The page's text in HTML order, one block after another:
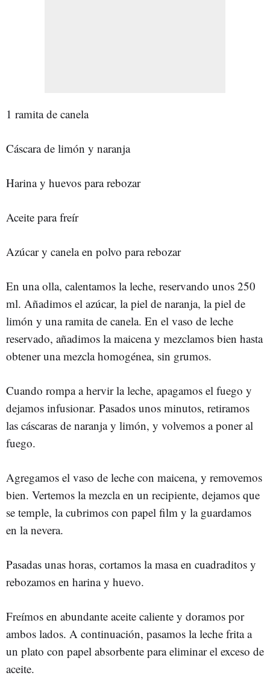
1 ramita de canela
Cáscara de limón y naranja
Harina y huevos para rebozar
Aceite para freír
Azúcar y canela en polvo para rebozar
En una olla, calentamos la leche, reservando unos 250
ml. Añadimos el azúcar, la piel de naranja, la piel de
limón y una ramita de canela. En el vaso de leche
reservado, añadimos la maicena y mezclamos bien hasta
obtener una mezcla homogénea, sin grumos.
Cuando rompa a hervir la leche, apagamos el fuego y
dejamos infusionar. Pasados unos minutos, retiramos
las cáscaras de naranja y limón, y volvemos a poner al
fuego.
Agregamos el vaso de leche con maicena, y removemos
bien. Vertemos la mezcla en un recipiente, dejamos que
se temple, la cubrimos con papel film y la guardamos
en la nevera.
Pasadas unas horas, cortamos la masa en cuadraditos y
rebozamos en harina y huevo.
Freímos en abundante aceite caliente y doramos por
ambos lados. A continuación, pasamos la leche frita a
un plato con papel absorbente para eliminar el exceso de
aceite.